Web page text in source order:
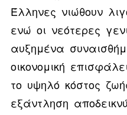
Έλληνες νιώθουν
ενώ οι νεότερες
αυξημένα
οικονομική
το υψηλό κόστος
εξάντληση